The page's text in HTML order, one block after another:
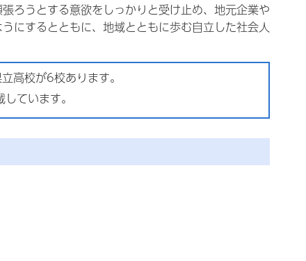
ろうとする意欲をしっかりと受け止め、地元企業や
にするとともに、地域とともに歩む自立した社会人
高校が6校あります。
ています。